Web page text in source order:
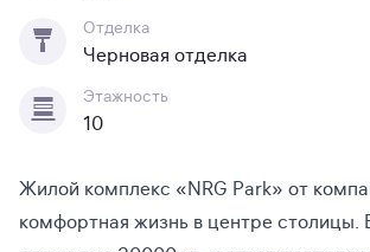
Отделка
Черновая отделка
Этажность
10
Жилой комплекс «NRG Park» от
комфортная жизнь в центре